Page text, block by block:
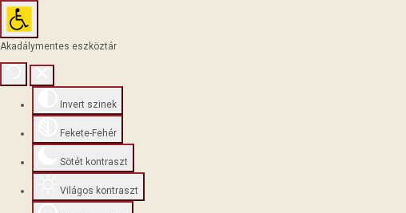
Akadálymentes eszköztár
Invert szinek
Fekete-Fehér
Sötét kontraszt
Világos kontraszt